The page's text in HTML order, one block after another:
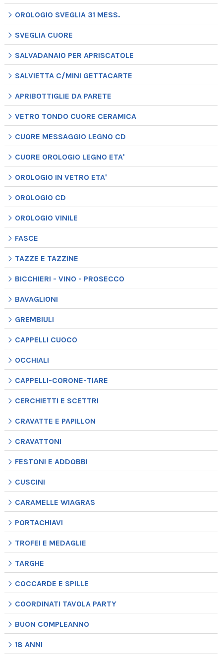
OROLOGIO SVEGLIA 31 MESS.
SVEGLIA CUORE
SALVADANAIO PER APRISCATOLE
SALVIETTA C/MINI GETTACARTE
APRIBOTTIGLIE DA PARETE
VETRO TONDO CUORE CERAMICA
CUORE MESSAGGIO LEGNO CD
CUORE OROLOGIO LEGNO ETA'
OROLOGIO IN VETRO ETA'
OROLOGIO CD
OROLOGIO VINILE
FASCE
TAZZE E TAZZINE
BICCHIERI - VINO - PROSECCO
BAVAGLIONI
GREMBIULI
CAPPELLI CUOCO
OCCHIALI
CAPPELLI-CORONE-TIARE
CERCHIETTI E SCETTRI
CRAVATTE E PAPILLON
CRAVATTONI
FESTONI E ADDOBBI
CUSCINI
CARAMELLE WIAGRAS
PORTACHIAVI
TROFEI E MEDAGLIE
TARGHE
COCCARDE E SPILLE
COORDINATI TAVOLA PARTY
BUON COMPLEANNO
18 ANNI